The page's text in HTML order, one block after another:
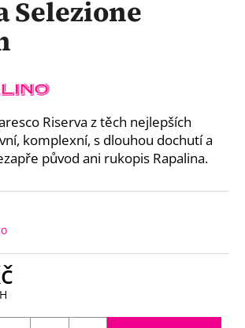
Selezione
Riserva z těch nejlepších
komplexní, s dlouhou dochutí a
původ ani rukopis Rapalina.